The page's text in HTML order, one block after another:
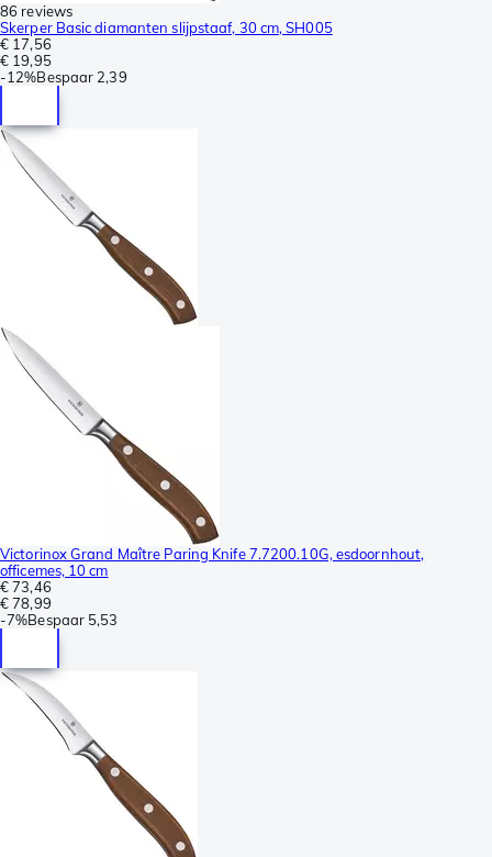
86 reviews
Skerper Basic diamanten slijpstaaf, 30 cm, SH005
€ 17,56
€ 19,95
-12%Bespaar 2,39
Victorinox Grand Maître Paring Knife 7.7200.10G, esdoornhout,
officemes, 10 cm
€ 73,46
€ 78,99
-7%Bespaar 5,53